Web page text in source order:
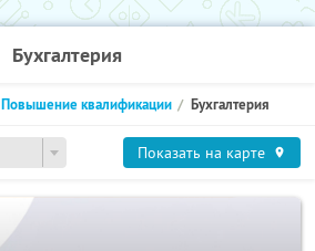
Бухгалтерия
Повышение квалификации Бухгалтерия
Показать на карте